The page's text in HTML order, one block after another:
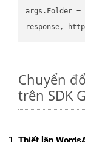
args.Folder =
response,
Chuyển
trên SDK